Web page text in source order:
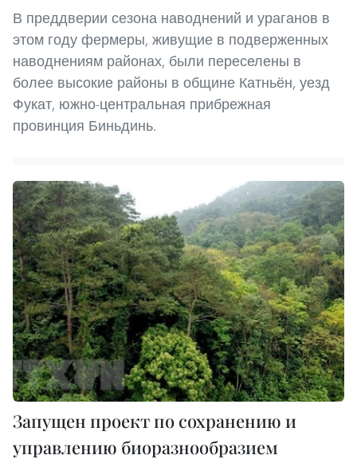
В преддверии сезона наводнений и ураганов в
этом году фермеры, живущие в подверженных
наводнениям районах, были переселены в
более высокие районы в общине Катньён, уезд
Фукат, южно-центральная прибрежная
провинция Биньдинь.
Запущен проект по сохранению и
управлению биоразнообразием